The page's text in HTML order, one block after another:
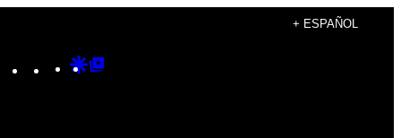
+ ESPAÑOL
Instagram
TikTokYouTube
Google